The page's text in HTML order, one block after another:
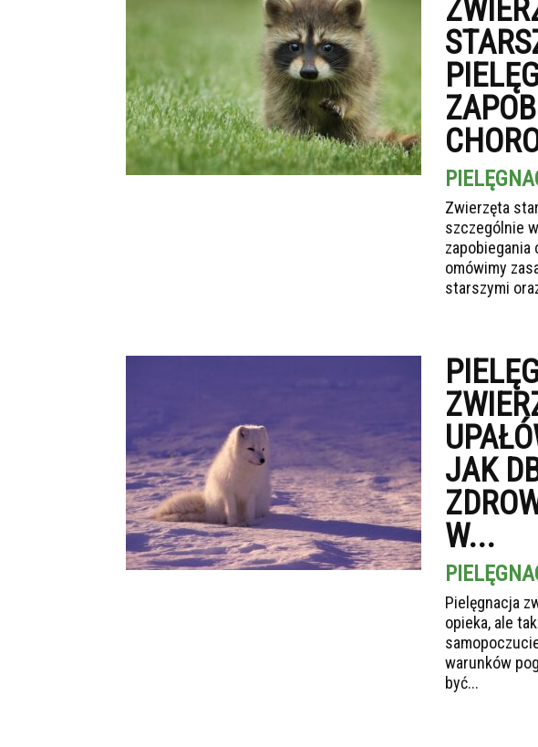
Zwierzęta
szczególnie
zapobiegania
omówimy
starszymi
JAK
W...
Pielęgnacja
opieka, ale
warunków
być...